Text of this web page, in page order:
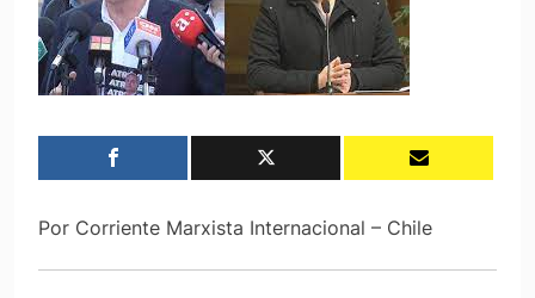
Por Corriente Marxista Internacional – Chile